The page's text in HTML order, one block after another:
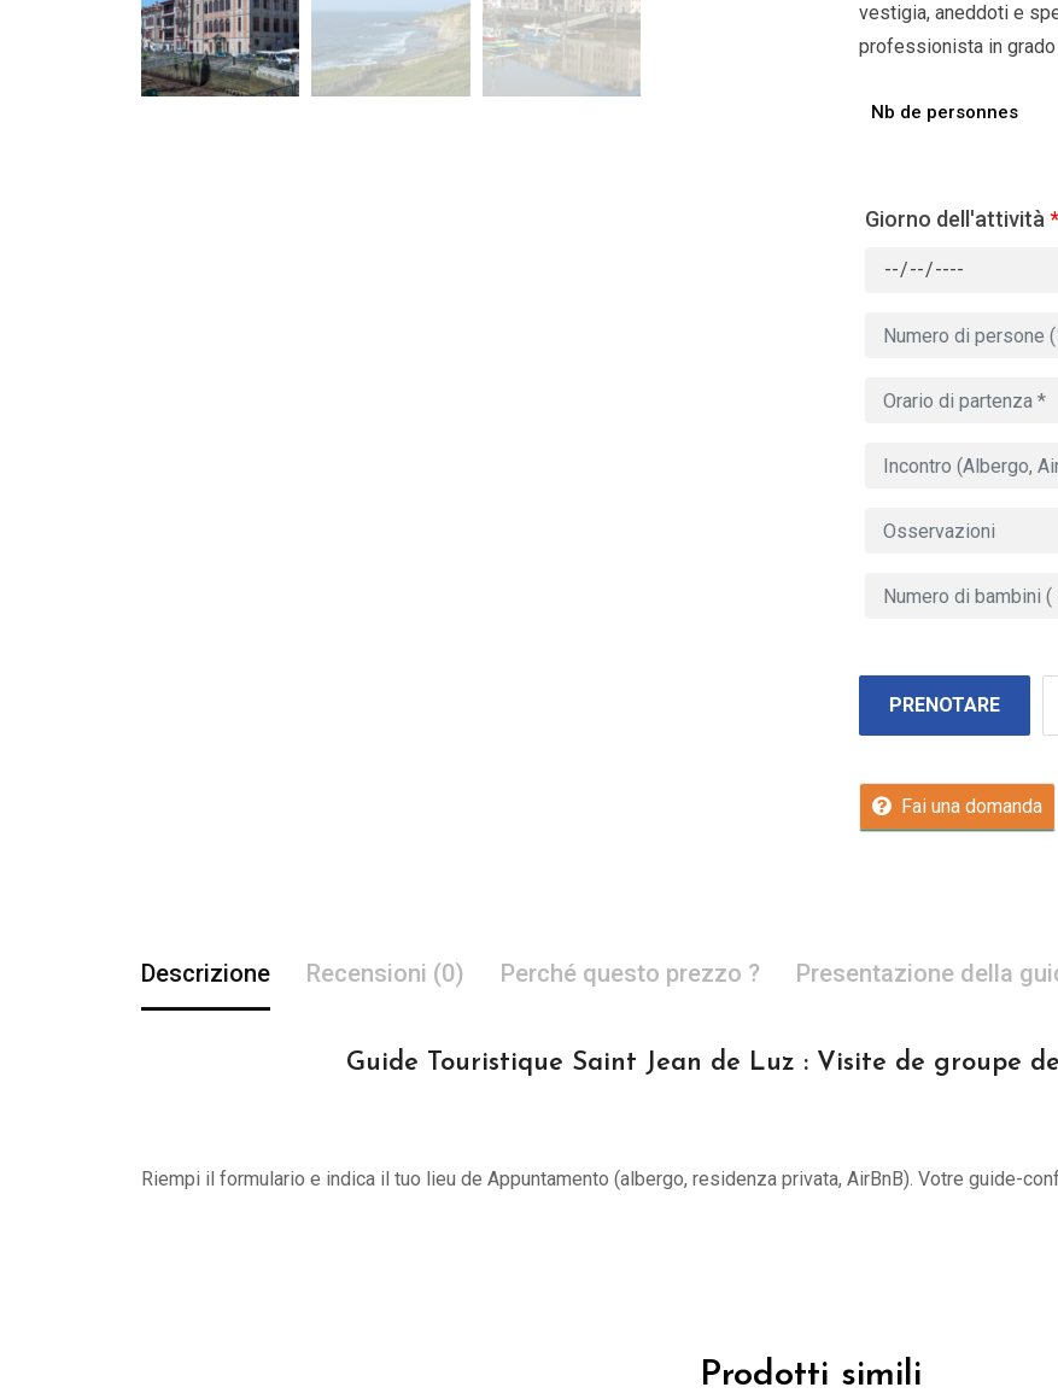
vestigia, aneddoti e
professionista in
Nb de personnes
Giorno dell'attività *
PRENOTARE
Fai una domanda
Descrizione Recensioni (0) Perché questo prezzo ? Presentazione della
Guide Touristique Saint Jean de Luz : Visite de groupe
Riempi il formulario e indica il tuo lieu de Appuntamento (albergo, residenza privata, AirBnB). Votre guide-
Prodotti simili